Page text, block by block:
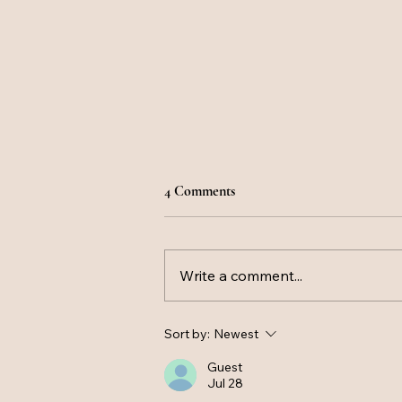
New or Noteworthy: Botanical
4 Comments
Write a comment...
Sort by: Newest
Guest
Jul 28